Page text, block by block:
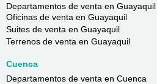
Departamentos de venta en Guayaquil
Oficinas de venta en Guayaquil
Suites de venta en Guayaquil
Terrenos de venta en Guayaquil
Cuenca
Departamentos de venta en Cuenca